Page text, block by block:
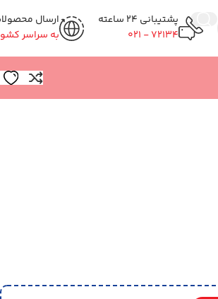
پشتیبانی 24 ساعته
72134 - 021
ارسال
به سراسر